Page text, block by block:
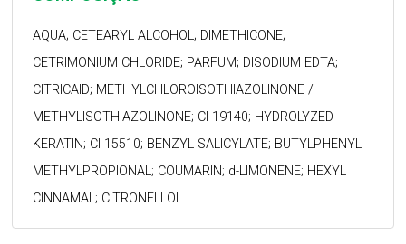
AQUA; CETEARYL ALCOHOL; DIMETHICONE;
CETRIMONIUM CHLORIDE; PARFUM; DISODIUM EDTA;
CITRICAID; METHYLCHLOROISOTHIAZOLINONE /
METHYLISOTHIAZOLINONE; CI 19140; HYDROLYZED
KERATIN; CI 15510; BENZYL SALICYLATE; BUTYLPHENYL
METHYLPROPIONAL; COUMARIN; d-LIMONENE; HEXYL
CINNAMAL; CITRONELLOL.